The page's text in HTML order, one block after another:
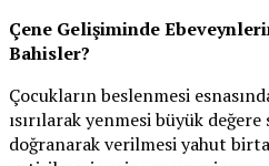
Çene Gelişiminde
Bahisler?
Çocukların beslenmesi
ısırılarak yenmesi büyük
doğranarak verilmesi yahut